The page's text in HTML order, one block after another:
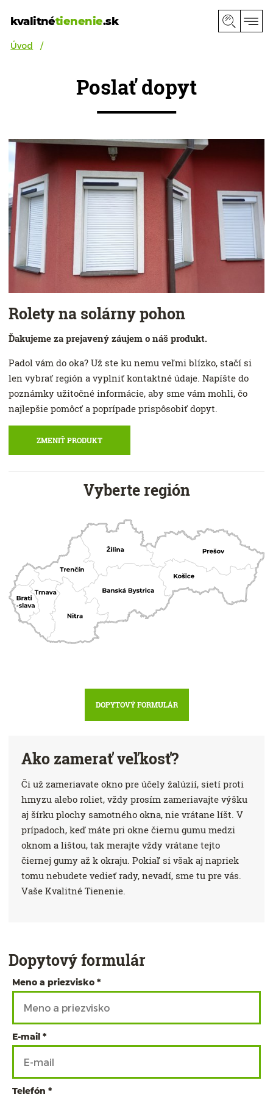
kvalitnétienenie.sk
Úvod
Poslať dopyt
Rolety na solárny pohon
Ďakujeme za prejavený záujem o náš produkt.
Padol vám do oka? Už ste ku nemu veľmi blízko, stačí si
len vybrať región a vyplniť kontaktné údaje. Napíšte do
poznámky užitočné informácie, aby sme vám mohli, čo
najlepšie pomôcť a poprípade prispôsobiť dopyt.
ZMENIŤ PRODUKT
Vyberte región
DOPYTOVÝ FORMULÁR
Ako zamerať veľkosť?
Či už zameriavate okno pre účely žalúzií, sietí proti
hmyzu alebo roliet, vždy prosím zameriavajte výšku
aj šírku plochy samotného okna, nie vrátane líšt. V
prípadoch, keď máte pri okne čiernu gumu medzi
oknom a lištou, tak merajte vždy vrátane tejto
čiernej gumy až k okraju. Pokiaľ si však aj napriek
tomu nebudete vedieť rady, nevadí, sme tu pre vás.
Vaše Kvalitné Tienenie.
Dopytový formulár
Meno a priezvisko
E-mail
Telefón